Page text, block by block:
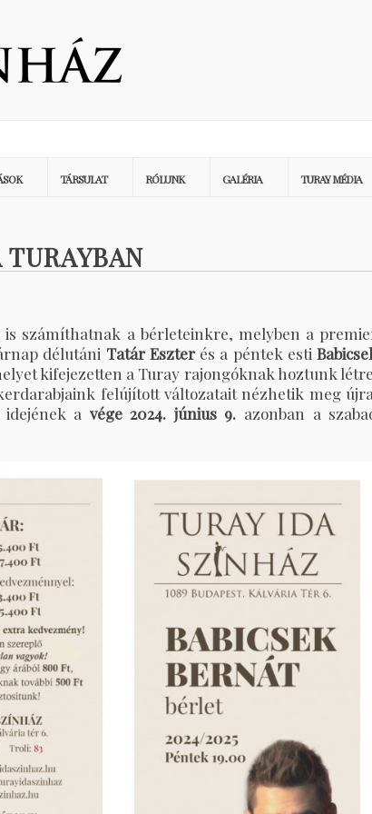
TÁRSULAT RÓLUNK GALÉRIA TURAY MÉDIA
is számíthatnak a bérleteinkre, melyben a
délutáni Tatár Eszterés a péntek esti
kifejezetten a Turay rajongóknak hoztunk
felújított változatait nézhetik meg
idejének a vége 2024. június 9. azonban a